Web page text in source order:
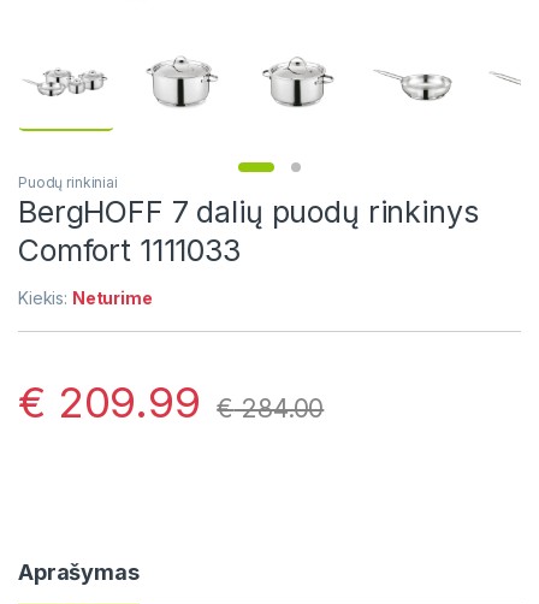
Puodų rinkiniai
BergHOFF 7 dalių puodų rinkinys
Comfort 1111033
Kiekis: Neturime
€ 209.99 €284.00
Aprašymas